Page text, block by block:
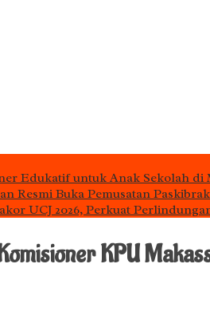
Edukatif untuk Anak Sekolah di
Resmi Buka Pemusatan
UCJ 2026, Perkuat
KPU